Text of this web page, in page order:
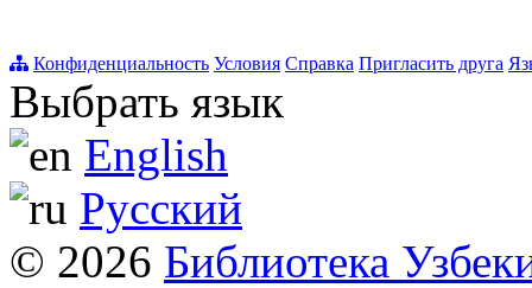
Конфиденциальность Условия Справка Пригласить друга
Выбрать язык
English
Русский
© 2026 Библиотека